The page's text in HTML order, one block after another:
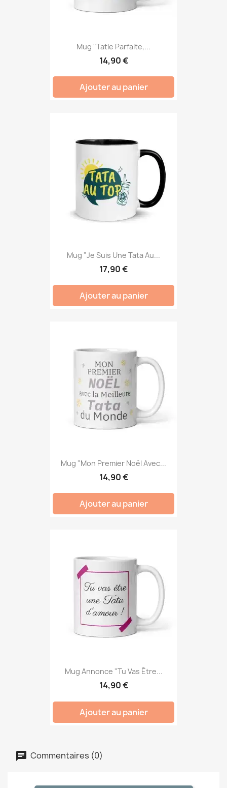
Mug "Tatie Parfaite,...
14,90 €
Ajouter au panier
Mug "Je Suis Une Tata Au...
17,90 €
Ajouter au panier
Mug "Mon Premier Noël Avec...
14,90 €
Ajouter au panier
Mug Annonce "Tu Vas Être...
14,90 €
Ajouter au panier
Commentaires (0)